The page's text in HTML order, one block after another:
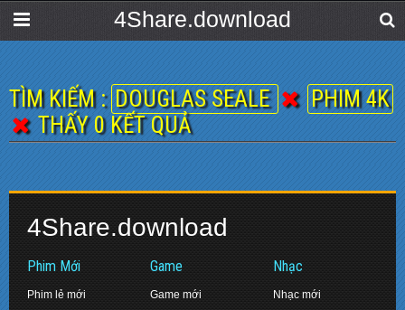
4Share.download
TÌM KIẾM : DOUGLAS SEALE
PHIM 4K
THẤY 0 KẾT QUẢ
4Share.download
Phim Mới
Phim lẻ mới
Game
Game mới
Nhạc
Nhạc mới